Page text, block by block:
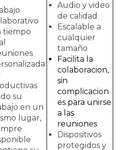
tiempo
su
en un
lugar,
Audio y video
de calidad
Escalable a
cualquier
tamaño
Facilita la
colaboracion,
sin
complicacion
es para unirse
a las
reuniones
Dispositivos
protegidos y